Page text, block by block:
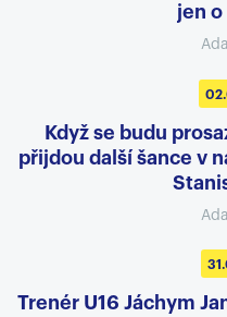
jen
Když se budu
přijdou další šance v
Trenér U16 Jáchym